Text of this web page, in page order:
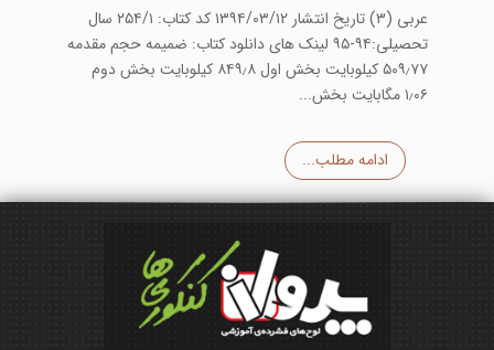
عربی (۳) تاریخ انتشار ۱۳۹۴/۰۳/۱۲ کد کتاب: ۲۵۴/۱ سال
تحصیلی:۹۴-۹۵ لینک های دانلود کتاب: ضمیمه حجم مقدمه
۵۰۹٫۷۷ کیلوبایت بخش اول ۸۴۹٫۸ کیلوبایت بخش دوم
۱٫۰۶ مگابایت بخش...
ادامه مطلب...